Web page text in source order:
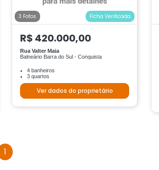
3 Fotos Ficha Verificada
R$ 420.000,00
Rua Valter Maia
Balneário Barra do Sul - Conquista
4 banheiros
3 quartos
Ver dados do proprietário
1